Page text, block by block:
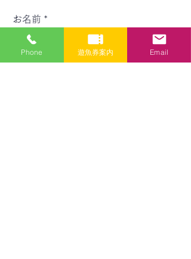
お名前
メールアドレス
Phone 遊魚券案内 Email